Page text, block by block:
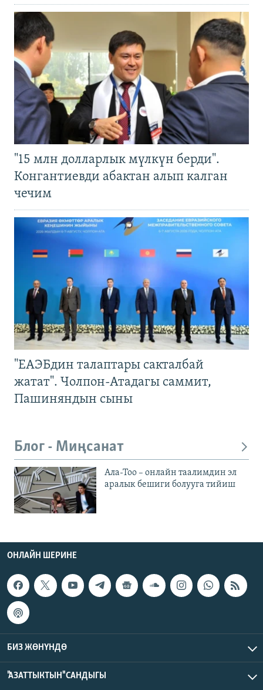
"15 млн долларлык мүлкүн берди".
Конгантиевди абактан алып калган
чечим
"ЕАЭБдин талаптары сакталбай
жатат". Чолпон-Атадагы саммит,
Пашиняндын сыны
Блог - Миңсанат
Ала-Тоо – онлайн таалимдин эл
аралык бешиги болууга тийиш
ОНЛАЙН ШЕРИНЕ
БИЗ ЖӨНҮНДӨ
"АЗАТТЫКТЫН" САНДЫГЫ